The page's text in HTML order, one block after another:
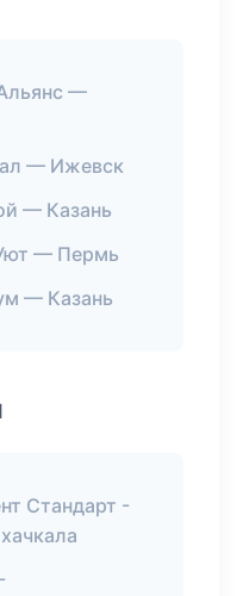
—
— Ижевск
— Казань
— Пермь
— Казань
Стандарт -